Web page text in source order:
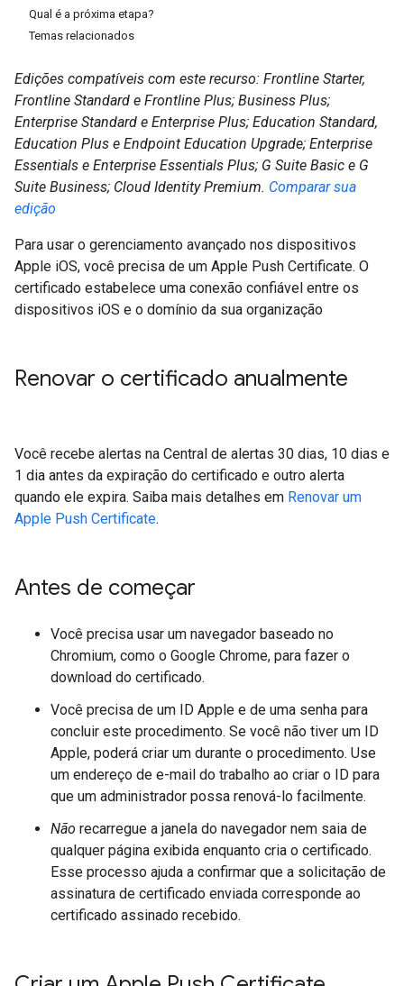
Qual é a próxima etapa?
Temas relacionados
Edições compatíveis com este recurso: Frontline Starter,
Frontline Standard e Frontline Plus; Business Plus;
Enterprise Standard e Enterprise Plus; Education Standard,
Education Plus e Endpoint Education Upgrade; Enterprise
Essentials e Enterprise Essentials Plus; G Suite Basic e G
Suite Business; Cloud Identity Premium. Comparar sua
edição
Para usar o gerenciamento avançado nos dispositivos
Apple iOS, você precisa de um Apple Push Certificate. O
certificado estabelece uma conexão confiável entre os
dispositivos iOS e o domínio da sua organização
Renovar o certificado anualmente
Você recebe alertas na Central de alertas 30 dias, 10 dias e
1 dia antes da expiração do certificado e outro alerta
quando ele expira. Saiba mais detalhes em Renovar um
Apple Push Certificate.
Antes de começar
Você precisa usar um navegador baseado no
Chromium, como o Google Chrome, para fazer o
download do certificado.
Você precisa de um ID Apple e de uma senha para
concluir este procedimento. Se você não tiver um ID
Apple, poderá criar um durante o procedimento. Use
um endereço de e-mail do trabalho ao criar o ID para
que um administrador possa renová-lo facilmente.
Não recarregue a janela do navegador nem saia de
qualquer página exibida enquanto cria o certificado.
Esse processo ajuda a confirmar que a solicitação de
assinatura de certificado enviada corresponde ao
certificado assinado recebido.